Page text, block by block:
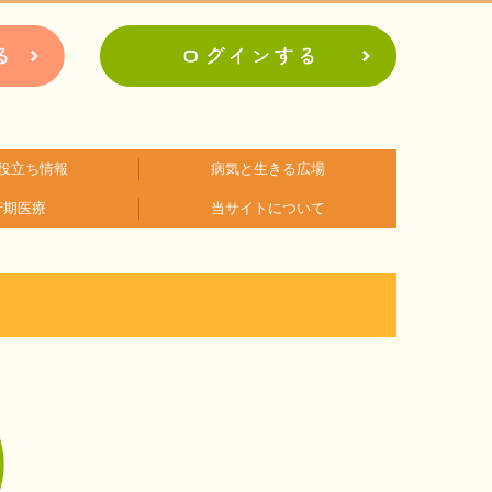
立ち情報
会紹介
関するコラム
るコラム
するコラム
るコラム
るコラム
るコラム
の日
病気と生きる広場
医療 当サイトについて